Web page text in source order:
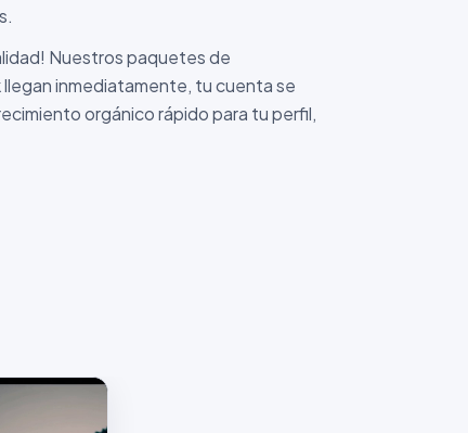
Nuestros paquetes de
inmediatamente, tu cuenta se
orgánico rápido para tu perfil,